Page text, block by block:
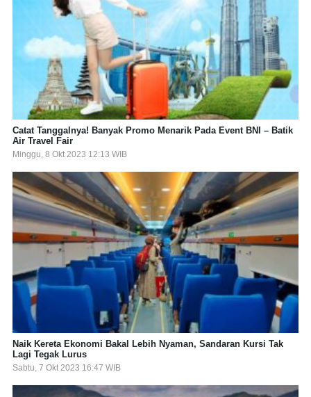
Catat Tanggalnya! Banyak Promo Menarik Pada Event BNI – Batik
Air Travel Fair
Minggu, 8 Okt 2023 12:13 WIB
Naik Kereta Ekonomi Bakal Lebih Nyaman, Sandaran Kursi Tak
Lagi Tegak Lurus
Sabtu, 7 Okt 2023 16:47 WIB